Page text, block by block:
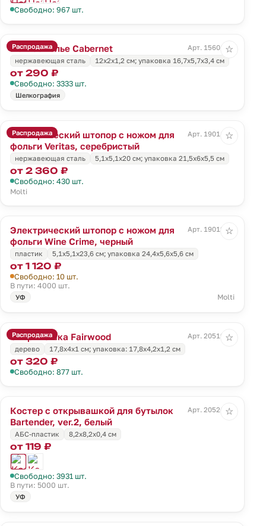
Свободно: 967 шт.
Распродажа
Нож сомелье Cabernet
Арт. 15601.00
нержавеющая сталь
12х2х1,2 см; упаковка 16,7х5,7х3,4 см
от 290 ₽
Свободно: 3333 шт.
Шелкография
☆
Распродажа
Электрический штопор с ножом для
фольги Veritas, серебристый
Арт. 19011.10
нержавеющая сталь 5,1x5,1x20 см; упаковка 21,5х6х5,5 см
от 2 360 ₽
Свободно: 430 шт.
Molti
☆
Электрический штопор с ножом для
фольги Wine Crime, черный
Арт. 19012.30
пластик 5,1x5,1x23,6 см; упаковка 24,4х5,6х5,6 см
от 1 120 ₽
Свободно: 10 шт.
В пути: 4000 шт.
УФ Molti
☆
Распродажа
Открывашка Fairwood
Арт. 20519.00
дерево
17,8х4х1 см; упаковка: 17,8х4,2х1,2 см
от 320 ₽
Свободно: 877 шт.
☆
Костер с открывашкой для бутылок
Bartender, ver.2, белый
Арт. 20526.60
АБС-пластик 8,2x8,2x0,4 см
от 119 ₽
Свободно: 3931 шт.
В пути: 5000 шт.
УФ
☆